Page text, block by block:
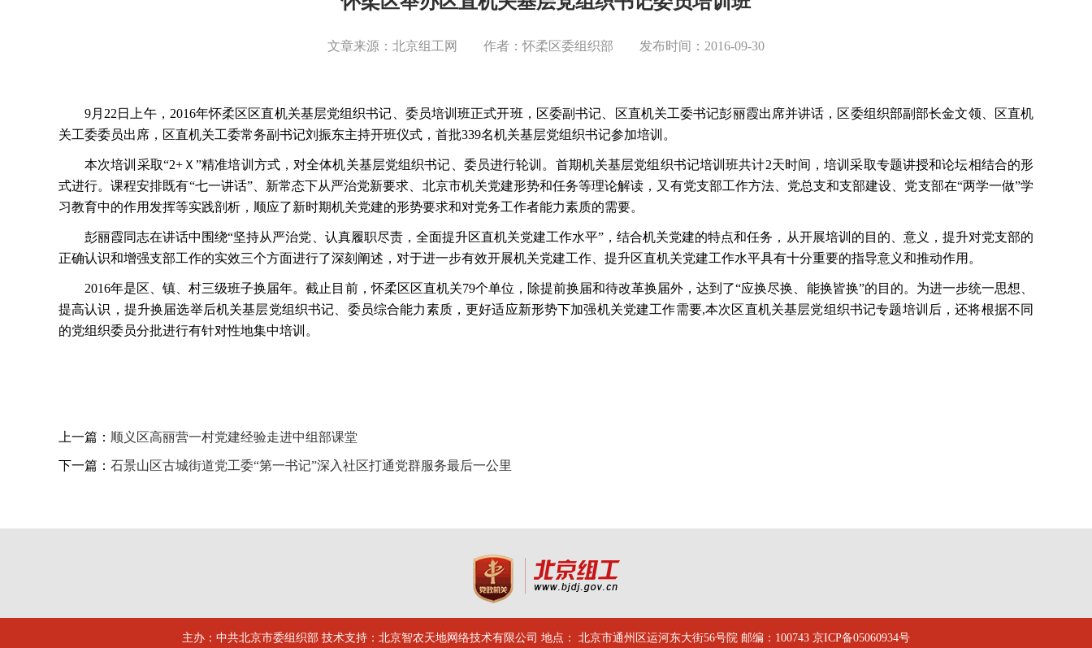
文章来源：北京组工网 作者：怀柔区委组织部 发布时间：2016-09-30
9月22日上午，2016年怀柔区区直机关基层党组织书记、委员培训班正式开班，区委副书记、区直机关工委书记彭丽霞出席并讲话，区委组织部副部长金文领、区直机
关工委委员出席，区直机关工委常务副书记刘振东主持开班仪式，首批339名机关基层党组织书记参加培训。
本次培训采取“2+Ｘ”精准培训方式，对全体机关基层党组织书记、委员进行轮训。首期机关基层党组织书记培训班共计2天时间，培训采取专题讲授和论坛相结合的形
式进行。课程安排既有“七一讲话”、新常态下从严治党新要求、北京市机关党建形势和任务等理论解读，又有党支部工作方法、党总支和支部建设、党支部在“两学一做”学
习教育中的作用发挥等实践剖析，顺应了新时期机关党建的形势要求和对党务工作者能力素质的需要。
彭丽霞同志在讲话中围绕“坚持从严治党、认真履职尽责，全面提升区直机关党建工作水平”，结合机关党建的特点和任务，从开展培训的目的、意义，提升对党支部的
正确认识和增强支部工作的实效三个方面进行了深刻阐述，对于进一步有效开展机关党建工作、提升区直机关党建工作水平具有十分重要的指导意义和推动作用。
2016年是区、镇、村三级班子换届年。截止目前，怀柔区区直机关79个单位，除提前换届和待改革换届外，达到了“应换尽换、能换皆换”的目的。为进一步统一思想、
提高认识，提升换届选举后机关基层党组织书记、委员综合能力素质，更好适应新形势下加强机关党建工作需要,本次区直机关基层党组织书记专题培训后，还将根据不同
的党组织委员分批进行有针对性地集中培训。
上一篇： 顺义区高丽营一村党建经验走进中组部课堂
下一篇： 石景山区古城街道党工委“第一书记”深入社区打通党群服务最后一公里
主办：中共北京市委组织部 技术支持：北京智农天地网络技术有限公司 地点： 北京市通州区运河东大街56号院 邮编：100743 京ICP备05060934号